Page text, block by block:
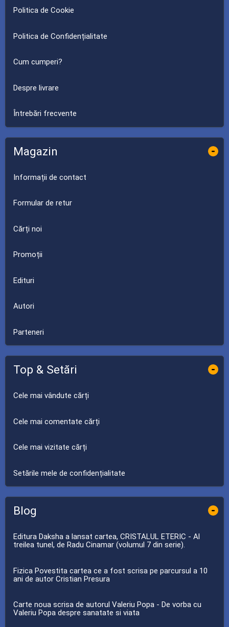
Politica de Cookie
Politica de Confidențialitate
Cum cumperi?
Despre livrare
Întrebări frecvente
Magazin -
Informații de contact
Formular de retur
Cărți noi
Promoții
Edituri
Autori
Parteneri
Top & Setări -
Cele mai vândute cărți
Cele mai comentate cărți
Cele mai vizitate cărți
Setările mele de confidențialitate
Blog -
Editura Daksha a lansat cartea, CRISTALUL ETERIC - Al
treilea tunel, de Radu Cinamar (volumul 7 din serie).
Fizica Povestita cartea ce a fost scrisa pe parcursul a 10
ani de autor Cristian Presura
Carte noua scrisa de autorul Valeriu Popa - De vorba cu
Valeriu Popa despre sanatate si viata